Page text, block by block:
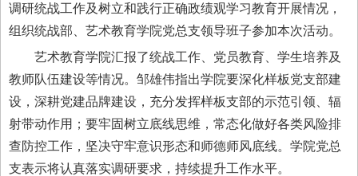
调研统战工作及树立和践行正确政绩观学习教育开展情况，
组织统战部、艺术教育学院党总支领导班子参加本次活动。
艺术教育学院汇报了统战工作、党员教育、学生培养及
教师队伍建设等情况。邹雄伟指出学院要深化样板党支部建
设，深耕党建品牌建设，充分发挥样板支部的示范引领、辐
射带动作用；要牢固树立底线思维，常态化做好各类风险排
查防控工作，坚决守牢意识形态和师德师风底线。学院党总
支表示将认真落实调研要求，持续提升工作水平。